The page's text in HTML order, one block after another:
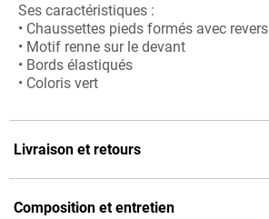
Ses caractéristiques :
• Chaussettes pieds formés avec revers
• Motif renne sur le devant
• Bords élastiqués
• Coloris vert
Livraison et retours
Composition et entretien